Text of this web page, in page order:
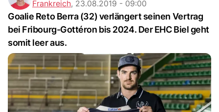
Frankreich, 23.08.2019 - 09:00
Goalie Reto Berra (32) verlängert seinen Vertrag
bei Fribourg-Gottéron bis 2024. Der EHC Biel geht
somit leer aus.